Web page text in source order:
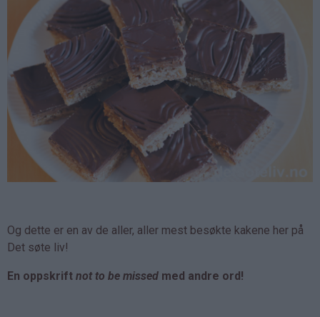
Og dette er en av de aller, aller mest besøkte kakene her på
Det søte liv!
En oppskrift not to be missed med andre ord!